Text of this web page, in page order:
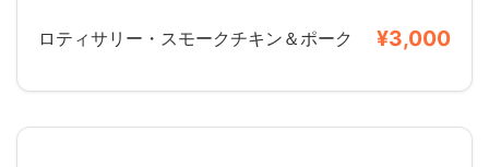
ロティサリー・スモークチキン＆ポーク ¥3,000